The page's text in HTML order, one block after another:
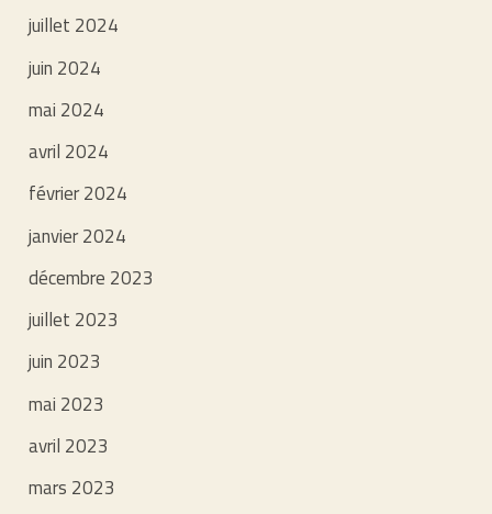
juillet 2024
juin 2024
mai 2024
avril 2024
février 2024
janvier 2024
décembre 2023
juillet 2023
juin 2023
mai 2023
avril 2023
mars 2023